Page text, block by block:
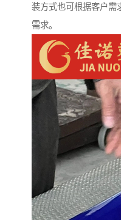
装方式也可根据客户需
需求。